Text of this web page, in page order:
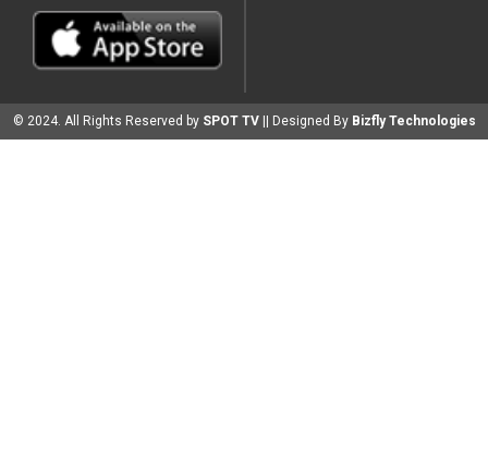
© 2024. All Rights Reserved by SPOT TV || Designed By Bizfly Technologies